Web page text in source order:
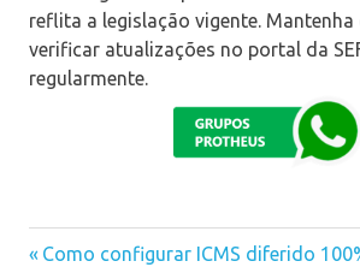
reflita a legislação vigente.
verificar atualizações no portal da
regularmente.
Previous
Como configurar ICMS diferido